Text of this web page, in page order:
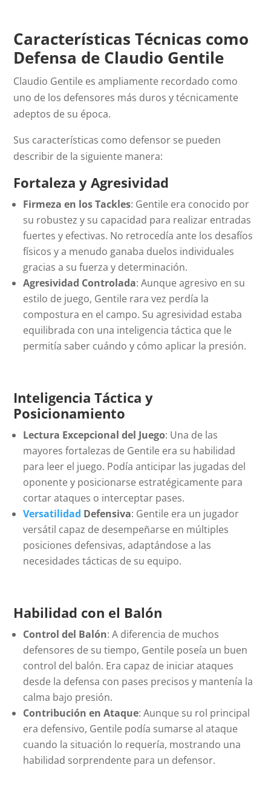
Características Técnicas como
Defensa de Claudio Gentile
Claudio Gentile es ampliamente recordado como
uno de los defensores más duros y técnicamente
adeptos de su época.
Sus características como defensor se pueden
describir de la siguiente manera:
Fortaleza y Agresividad
Firmeza en los Tackles: Gentile era conocido por
su robustez y su capacidad para realizar entradas
fuertes y efectivas. No retrocedía ante los desafíos
físicos y a menudo ganaba duelos individuales
gracias a su fuerza y determinación.
Agresividad Controlada: Aunque agresivo en su
estilo de juego, Gentile rara vez perdía la
compostura en el campo. Su agresividad estaba
equilibrada con una inteligencia táctica que le
permitía saber cuándo y cómo aplicar la presión.
Inteligencia Táctica y
Posicionamiento
Lectura Excepcional del Juego: Una de las
mayores fortalezas de Gentile era su habilidad
para leer el juego. Podía anticipar las jugadas del
oponente y posicionarse estratégicamente para
cortar ataques o interceptar pases.
Versatilidad Defensiva: Gentile era un jugador
versátil capaz de desempeñarse en múltiples
posiciones defensivas, adaptándose a las
necesidades tácticas de su equipo.
Habilidad con el Balón
Control del Balón: A diferencia de muchos
defensores de su tiempo, Gentile poseía un buen
control del balón. Era capaz de iniciar ataques
desde la defensa con pases precisos y mantenía la
calma bajo presión.
Contribución en Ataque: Aunque su rol principal
era defensivo, Gentile podía sumarse al ataque
cuando la situación lo requería, mostrando una
habilidad sorprendente para un defensor.